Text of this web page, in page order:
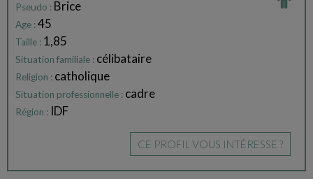
Pseudo : Brice
Age :45
Taille : 1,85
Situation familiale : célibataire
Religion : catholique
Situation professionnelle : cadre
Région : IDF
CE PROFIL VOUS INTÉRESSE ?